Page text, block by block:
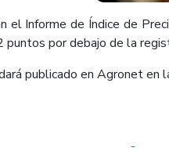
el Informe de Índice de
puntos por debajo de la
publicado en Agronet en